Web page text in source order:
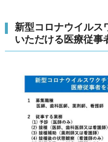
新型コロナウイルス
いただける医療従事